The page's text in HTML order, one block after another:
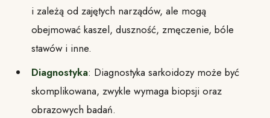
i zależą od zajętych narządów, ale mogą
obejmować kaszel, duszność, zmęczenie, bóle
stawów i inne.
Diagnostyka: Diagnostyka sarkoidozy może być
skomplikowana, zwykle wymaga biopsji oraz
obrazowych badań.